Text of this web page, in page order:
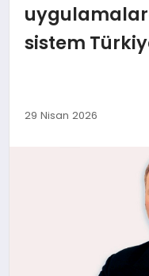
YAŞAM
SIYASET
sistem
29 Nisan 2026